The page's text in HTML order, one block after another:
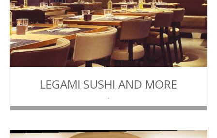
LEGAMI SUSHI AND MORE